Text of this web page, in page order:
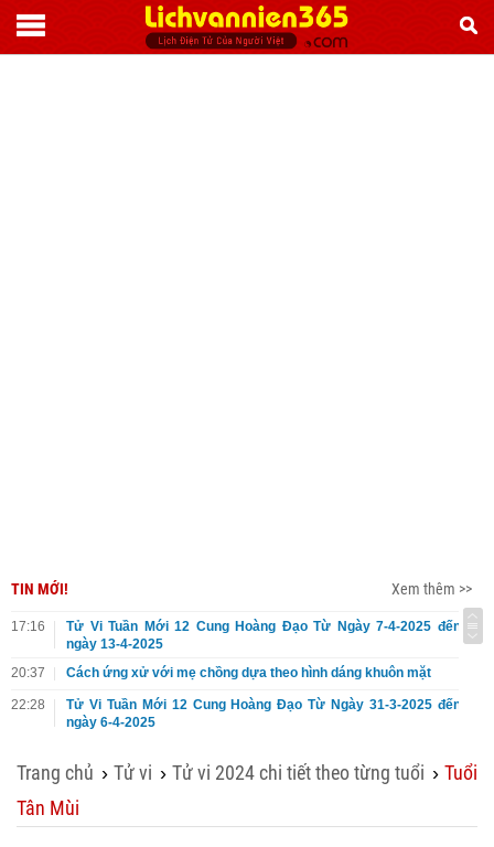
TIN MỚI! Xem thêm >>
17:16
Tử Vi Tuần Mới 12 Cung Hoàng Đạo Từ Ngày 7-4-2025 đến
ngày 13-4-2025
20:37
Cách ứng xử với mẹ chồng dựa theo hình dáng khuôn mặt
22:28
Tử Vi Tuần Mới 12 Cung Hoàng Đạo Từ Ngày 31-3-2025 đến
ngày 6-4-2025
Trang chủ › Tử vi › Tử vi 2024 chi tiết theo từng tuổi › Tuổi
Tân Mùi